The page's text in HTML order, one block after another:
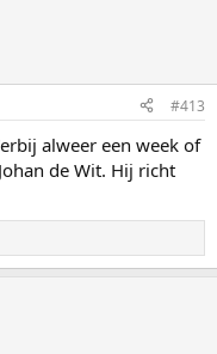
#413
alweer een week of
de Wit. Hij richt